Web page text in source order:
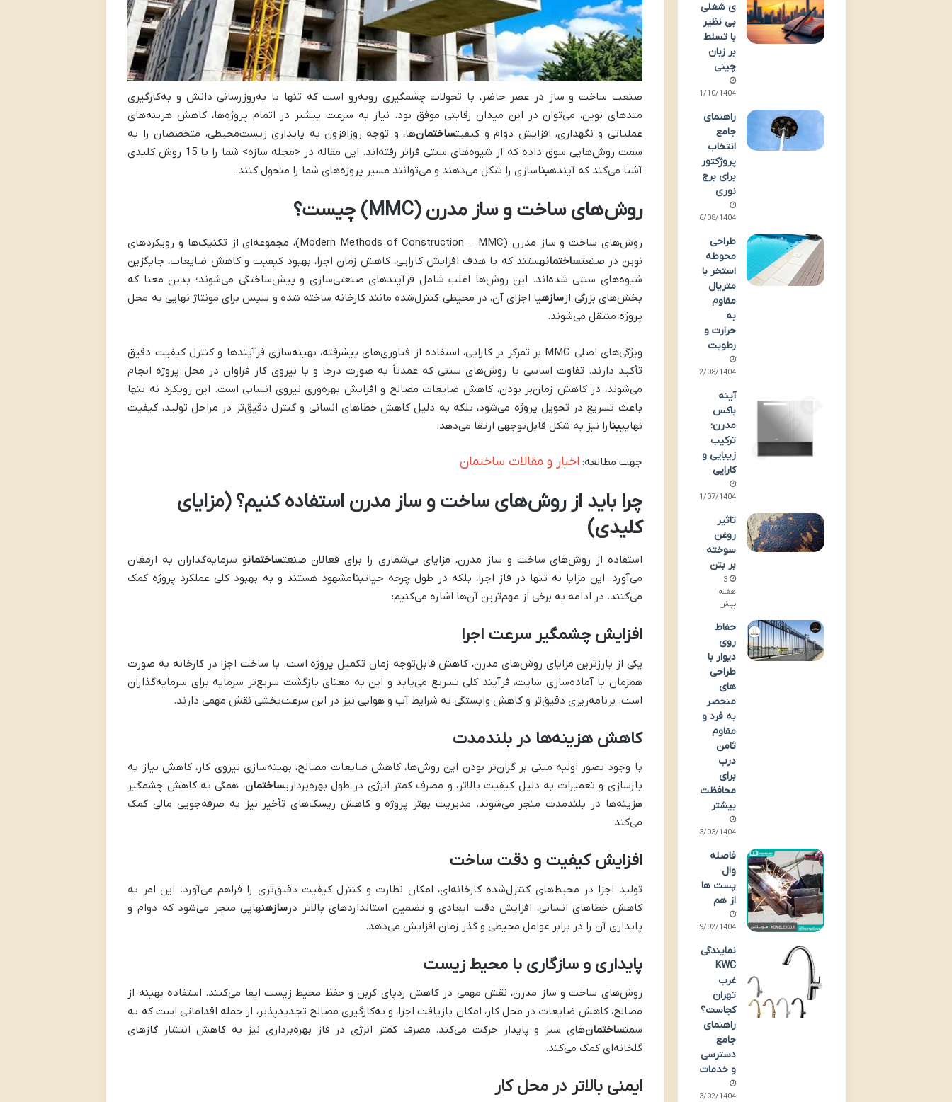
صنعت ساخت و ساز در عصر حاضر، با تحولات چشمگیری روبه‌رو است که تنها با به‌روزرسانی دانش و به‌کارگیری
متدهای نوین، می‌توان در این میدان رقابتی موفق بود. نیاز به سرعت بیشتر در اتمام پروژه‌ها، کاهش هزینه‌های
عملیاتی و نگهداری، افزایش دوام و کیفیتساختمان‌ها، و توجه روزافزون به پایداری زیست‌محیطی، متخصصان را به
سمت روش‌هایی سوق داده که از شیوه‌های سنتی فراتر رفته‌اند. این مقاله در <مجله سازه> شما را با 15 روش کلیدی
آشنا می‌کند که آیندهبناسازی را شکل می‌دهند و می‌توانند مسیر پروژه‌های شما را متحول کنند.
روش‌های ساخت و ساز مدرن (MMC) چیست؟
روش‌های ساخت و ساز مدرن (Modern Methods of Construction – MMC)، مجموعه‌ای از تکنیک‌ها و رویکردهای
نوین در صنعتساختمانهستند که با هدف افزایش کارایی، کاهش زمان اجرا، بهبود کیفیت و کاهش ضایعات، جایگزین
شیوه‌های سنتی شده‌اند. این روش‌ها اغلب شامل فرآیندهای صنعتی‌سازی و پیش‌ساختگی می‌شوند؛ بدین معنا که
بخش‌های بزرگی ازسازهیا اجزای آن، در محیطی کنترل‌شده مانند کارخانه ساخته شده و سپس برای مونتاژ نهایی به محل
پروژه منتقل می‌شوند.
ویژگی‌های اصلی MMC بر تمرکز بر کارایی، استفاده از فناوری‌های پیشرفته، بهینه‌سازی فرآیندها و کنترل کیفیت دقیق
تأکید دارند. تفاوت اساسی با روش‌های سنتی که عمدتاً به صورت درجا و با نیروی کار فراوان در محل پروژه انجام
می‌شوند، در کاهش زمان‌بر بودن، کاهش ضایعات مصالح و افزایش بهره‌وری نیروی انسانی است. این رویکرد نه تنها
باعث تسریع در تحویل پروژه می‌شود، بلکه به دلیل کاهش خطاهای انسانی و کنترل دقیق‌تر در مراحل تولید، کیفیت
نهاییبنارا نیز به شکل قابل‌توجهی ارتقا می‌دهد.
جهت مطالعه: اخبار و مقالات ساختمان
چرا باید از روش‌های ساخت و ساز مدرن استفاده کنیم؟ (مزایای
کلیدی)
استفاده از روش‌های ساخت و ساز مدرن، مزایای بی‌شماری را برای فعالان صنعتساختمانو سرمایه‌گذاران به ارمغان
می‌آورد. این مزایا نه تنها در فاز اجرا، بلکه در طول چرخه حیاتبنامشهود هستند و به بهبود کلی عملکرد پروژه کمک
می‌کنند. در ادامه به برخی از مهم‌ترین آن‌ها اشاره می‌کنیم:
افزایش چشمگیر سرعت اجرا
یکی از بارزترین مزایای روش‌های مدرن، کاهش قابل‌توجه زمان تکمیل پروژه است. با ساخت اجزا در کارخانه به صورت
همزمان با آماده‌سازی سایت، فرآیند کلی تسریع می‌یابد و این به معنای بازگشت سریع‌تر سرمایه برای سرمایه‌گذاران
است. برنامه‌ریزی دقیق‌تر و کاهش وابستگی به شرایط آب و هوایی نیز در این سرعت‌بخشی نقش مهمی دارند.
کاهش هزینه‌ها در بلندمدت
با وجود تصور اولیه مبنی بر گران‌تر بودن این روش‌ها، کاهش ضایعات مصالح، بهینه‌سازی نیروی کار، کاهش نیاز به
بازسازی و تعمیرات به دلیل کیفیت بالاتر، و مصرف کمتر انرژی در طول بهره‌برداریساختمان، همگی به کاهش چشمگیر
هزینه‌ها در بلندمدت منجر می‌شوند. مدیریت بهتر پروژه و کاهش ریسک‌های تأخیر نیز به صرفه‌جویی مالی کمک
می‌کند.
افزایش کیفیت و دقت ساخت
تولید اجزا در محیط‌های کنترل‌شده کارخانه‌ای، امکان نظارت و کنترل کیفیت دقیق‌تری را فراهم می‌آورد. این امر به
کاهش خطاهای انسانی، افزایش دقت ابعادی و تضمین استانداردهای بالاتر درسازهنهایی منجر می‌شود که دوام و
پایداری آن را در برابر عوامل محیطی و گذر زمان افزایش می‌دهد.
پایداری و سازگاری با محیط زیست
روش‌های ساخت و ساز مدرن، نقش مهمی در کاهش ردپای کربن و حفظ محیط زیست ایفا می‌کنند. استفاده بهینه از
مصالح، کاهش ضایعات در محل کار، امکان بازیافت اجزا، و به‌کارگیری مصالح تجدیدپذیر، از جمله اقداماتی است که به
سمتساختمان‌های سبز و پایدار حرکت می‌کند. مصرف کمتر انرژی در فاز بهره‌برداری نیز به کاهش انتشار گازهای
گلخانه‌ای کمک می‌کند.
ایمنی بالاتر در محل کار
ی شغلی
بی نظیر
با تسلط
بر زبان
چینی
11/10/1404
راهنمای
جامع
انتخاب
پروژکتور
برای برج
نوری
26/08/1404
طراحی
محوطه
استخر با
متریال
مقاوم
به
حرارت و
رطوبت
22/08/1404
آینه
باکس
مدرن؛
ترکیب
زیبایی و
کارایی
01/07/1404
تاثیر
روغن
سوخته
بر بتن
3
هفته
پیش
حفاظ
روی
دیوار با
طراحی
های
منحصر
به فرد و
مقاوم
ثامن
درب
برای
محافظت
بیشتر
03/03/1404
فاصله
وال
پست ها
از هم
29/02/1404
نمایندگی
KWC
غرب
تهران
کجاست؟
راهنمای
جامع
دسترسی
و خدمات
23/02/1404